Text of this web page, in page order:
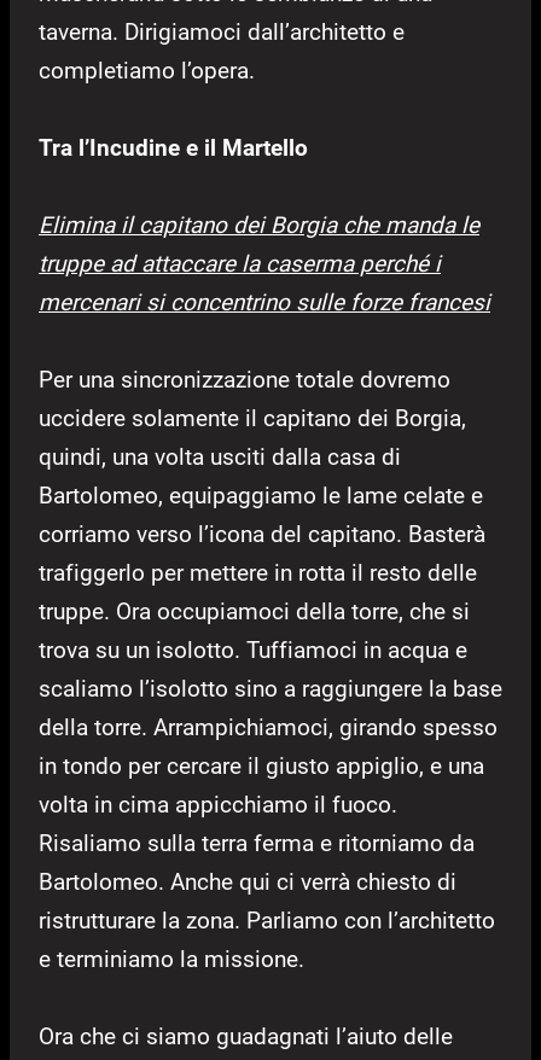
taverna. Dirigiamoci dall’architetto e
completiamo l’opera.
Tra l’Incudine e il Martello
Elimina il capitano dei Borgia che manda le
truppe ad attaccare la caserma perché i
mercenari si concentrino sulle forze francesi
Per una sincronizzazione totale dovremo
uccidere solamente il capitano dei Borgia,
quindi, una volta usciti dalla casa di
Bartolomeo, equipaggiamo le lame celate e
corriamo verso l’icona del capitano. Basterà
trafiggerlo per mettere in rotta il resto delle
truppe. Ora occupiamoci della torre, che si
trova su un isolotto. Tuffiamoci in acqua e
scaliamo l’isolotto sino a raggiungere la base
della torre. Arrampichiamoci, girando spesso
in tondo per cercare il giusto appiglio, e una
volta in cima appicchiamo il fuoco.
Risaliamo sulla terra ferma e ritorniamo da
Bartolomeo. Anche qui ci verrà chiesto di
ristrutturare la zona. Parliamo con l’architetto
e terminiamo la missione.
Ora che ci siamo guadagnati l’aiuto delle